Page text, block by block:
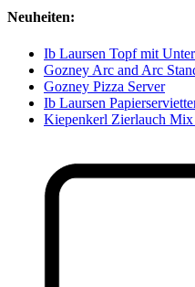
Neuheiten:
Ib Laursen Topf mit
Gozney Arc and Arc
Gozney Pizza Server
Ib Laursen
Kiepenkerl Zierlauch